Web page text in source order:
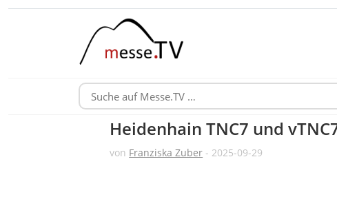
Heidenhain TNC7 und
von Franziska Zuber - 2025-09-29